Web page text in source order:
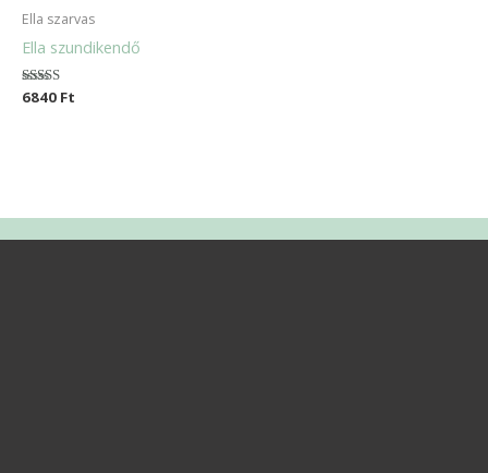
Ella szarvas
Ella szundikendő
Értékelés:
6840 Ft